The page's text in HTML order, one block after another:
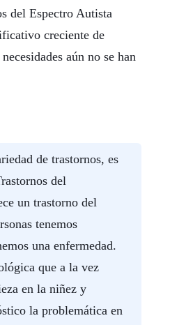
del Espectro Autista
creciente de
aún no se han
de trastornos, es
del
un trastorno del
tenemos
una enfermedad.
que a la vez
en la niñez y
la problemática en